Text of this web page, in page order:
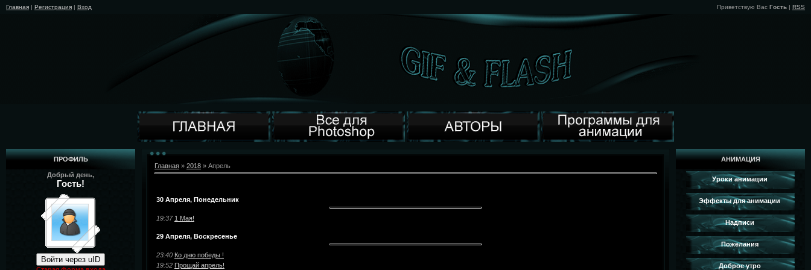
Главная | Регистрация | Вход Приветствую Вас Гость | RSS
ПРОФИЛЬ
Добрый день,
Гость!
Войти через uID
Главная » 2018 » Апрель
30 Апреля, Понедельник
19:37 1 Мая!
29 Апреля, Воскресенье
23:40 Ко дню победы !
19:52 Прощай апрель!
АНИМАЦИЯ
Уроки анимации
Эффекты для анимации
Надписи
Пожелания
Доброе утро